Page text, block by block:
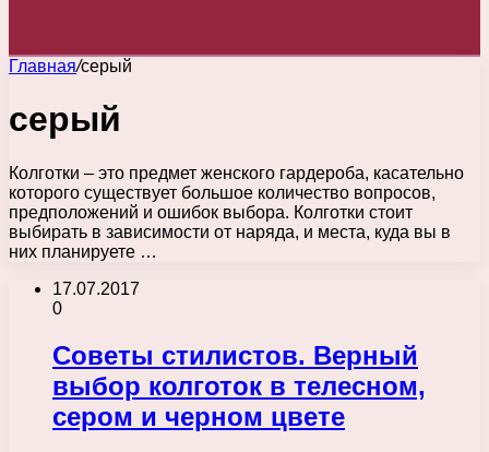
Главная/серый
серый
Колготки – это предмет женского гардероба, касательно
которого существует большое количество вопросов,
предположений и ошибок выбора. Колготки стоит
выбирать в зависимости от наряда, и места, куда вы в
них планируете …
17.07.2017
0
Советы стилистов. Верный
выбор колготок в телесном,
сером и черном цвете